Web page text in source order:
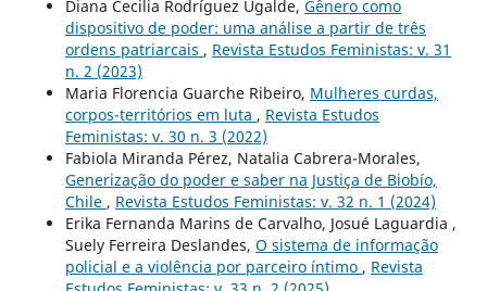
Diana Cecilia Rodríguez Ugalde, Gênero como
dispositivo de poder: uma análise a partir de três
ordens patriarcais , Revista Estudos Feministas: v. 31
n. 2 (2023)
Maria Florencia Guarche Ribeiro, Mulheres curdas,
corpos-territórios em luta , Revista Estudos
Feministas: v. 30 n. 3 (2022)
Fabiola Miranda Pérez, Natalia Cabrera-Morales,
Generização do poder e saber na Justiça de Biobío,
Chile , Revista Estudos Feministas: v. 32 n. 1 (2024)
Erika Fernanda Marins de Carvalho, Josué Laguardia ,
Suely Ferreira Deslandes, O sistema de informação
policial e a violência por parceiro íntimo , Revista